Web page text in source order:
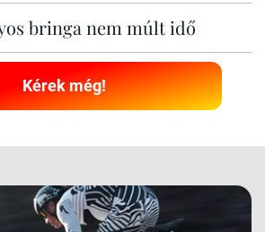
bringa nem múlt idő
Kérek még!